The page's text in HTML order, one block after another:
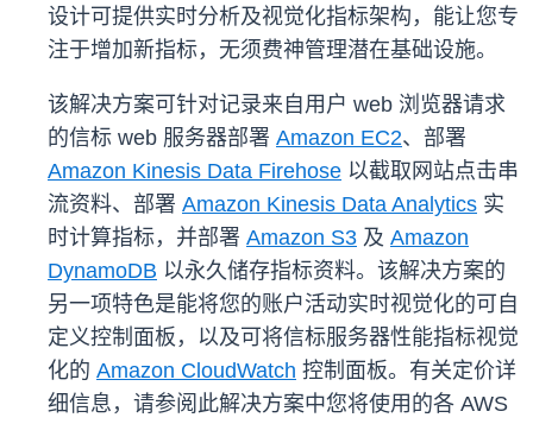
设计可提供实时分析及视觉化指标架构，能让您专
注于增加新指标，无须费神管理潜在基础设施。
该解决方案可针对记录来自用户 web 浏览器请求
的信标 web 服务器部署 Amazon EC2、部署
Amazon Kinesis Data Firehose 以截取网站点击串
流资料、部署 Amazon Kinesis Data Analytics 实
时计算指标，并部署 Amazon S3 及 Amazon
DynamoDB 以永久储存指标资料。该解决方案的
另一项特色是能将您的账户活动实时视觉化的可自
定义控制面板，以及可将信标服务器性能指标视觉
化的 Amazon CloudWatch 控制面板。有关定价详
细信息，请参阅此解决方案中您将使用的各 AWS